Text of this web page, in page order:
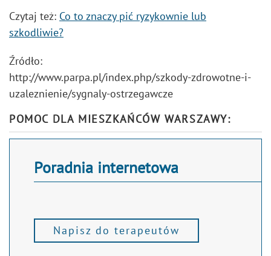
Czytaj też: Co to znaczy pić ryzykownie lub
szkodliwie?
Źródło:
http://www.parpa.pl/index.php/szkody-zdrowotne-i-
uzaleznienie/sygnaly-ostrzegawcze
POMOC DLA MIESZKAŃCÓW WARSZAWY:
Poradnia internetowa
Napisz do terapeutów